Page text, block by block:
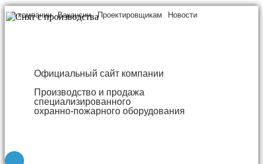
О компании Вакансии Проектировщикам Новости
Официальный сайт компании
Производство и продажа
специализированного
охранно-пожарного оборудования